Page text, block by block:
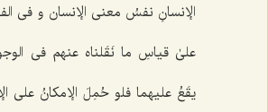
الإنسانِ نفسُ معنى الإنسان و فی
علىٰ قیاسِ ما نَقَلناه عنهم فی
یقَعُ علیهما فلو حُمِلَ الإمکانُ على